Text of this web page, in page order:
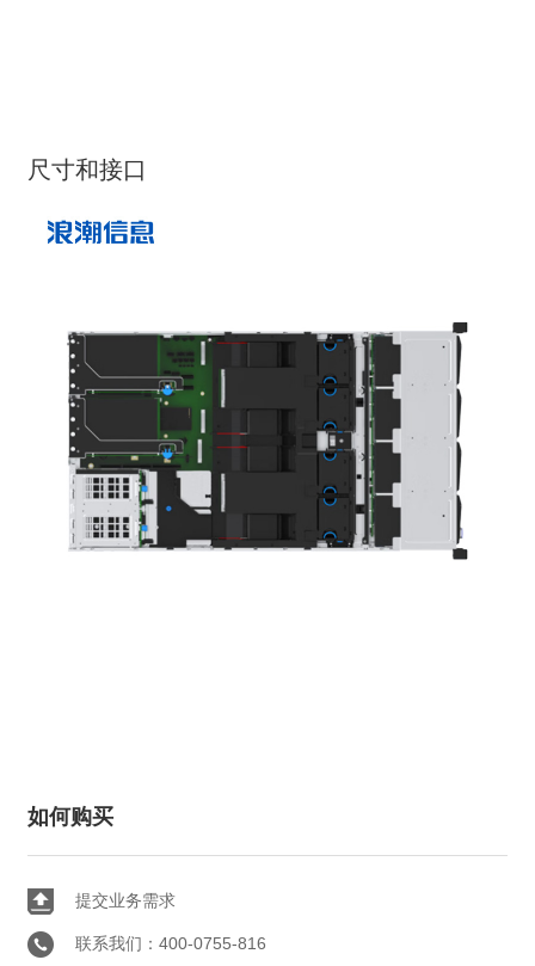
尺寸和接口
如何购买
提交业务需求
联系我们：400-0755-816